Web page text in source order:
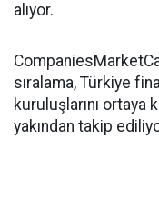
alıyor.
sıralama, Türkiye
kuruluşlarını ortaya
yakından takip